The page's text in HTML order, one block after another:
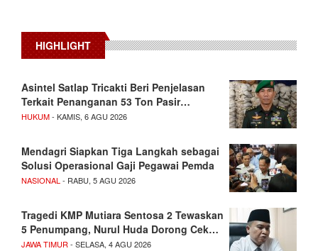
HIGHLIGHT
Asintel Satlap Tricakti Beri Penjelasan
Terkait Penanganan 53 Ton Pasir…
HUKUM- KAMIS, 6 AGU 2026
Mendagri Siapkan Tiga Langkah sebagai
Solusi Operasional Gaji Pegawai Pemda
NASIONAL - RABU, 5 AGU 2026
Tragedi KMP Mutiara Sentosa 2 Tewaskan
5 Penumpang, Nurul Huda Dorong Cek…
JAWA TIMUR - SELASA, 4 AGU 2026